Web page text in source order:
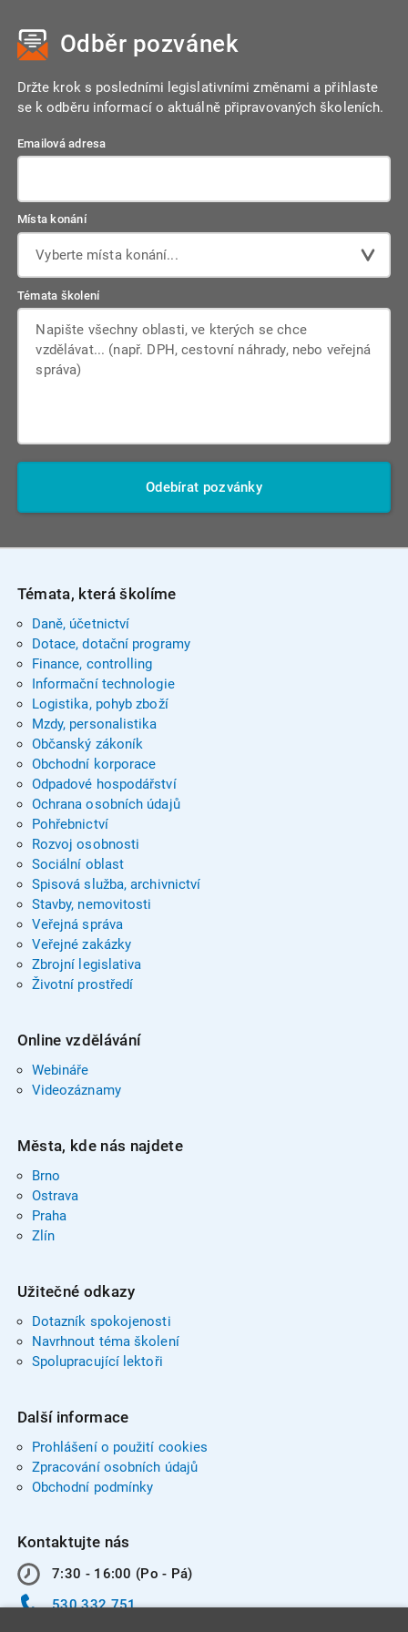
DPH.
podklady pro fakturaci. Důležité je také správně rozlišit, zda
se jedná o plnění v tuzemsku, EU nebo třetí země.
Odběr pozvánek
Držte krok s posledními legislativními změnami a přihlaste
se k odběru informací o aktuálně připravovaných školeních.
Emailová adresa
Místa konání
Vyberte místa konání...
Témata školení
Odebírat pozvánky
Témata, která školíme
Daně, účetnictví
Dotace, dotační programy
Finance, controlling
Informační technologie
Logistika, pohyb zboží
Mzdy, personalistika
Občanský zákoník
Obchodní korporace
Odpadové hospodářství
Ochrana osobních údajů
Pohřebnictví
Rozvoj osobnosti
Sociální oblast
Spisová služba, archivnictví
Stavby, nemovitosti
Veřejná správa
Veřejné zakázky
Zbrojní legislativa
Životní prostředí
Online vzdělávání
Webináře
Videozáznamy
Města, kde nás najdete
Brno
Ostrava
Praha
Zlín
Užitečné odkazy
Dotazník spokojenosti
Navrhnout téma školení
Spolupracující lektoři
Další informace
Prohlášení o použití cookies
Zpracování osobních údajů
Obchodní podmínky
Kontaktujte nás
7:30 - 16:00 (Po - Pá)
530 332 751